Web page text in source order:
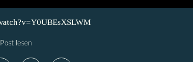
Post lesen